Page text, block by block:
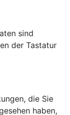
sind
der Tastatur
die Sie
haben,